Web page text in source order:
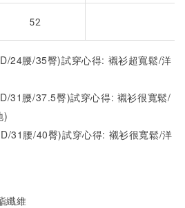
52
24腰/35臀)試穿心得: 襯衫超寬鬆/洋
31腰/37.5臀)試穿心得: 襯衫很寬鬆/
)
31腰/40臀)試穿心得: 襯衫很寬鬆/洋
纖維